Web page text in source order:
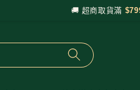
🚚 超商取貨滿